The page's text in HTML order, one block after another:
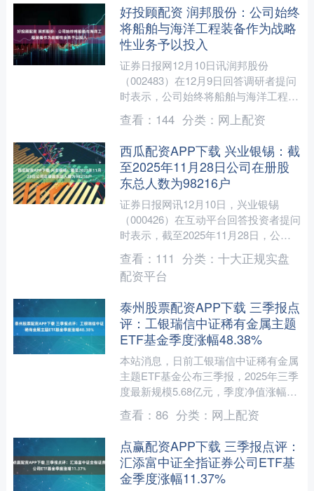
好投顾配资 润邦股份：公司始终
将船舶与海洋工程装备作为战略
性业务予以投入
证券日报网12月10日讯润邦股份
（002483）在12月9日回答调研者提问
时表示，公司始终将船舶与海洋工程装
备作为战略性业务予以投入，经过多年
发展，已构建起扎实....
查看： 144 分类： 网上配资
西瓜配资APP下载 兴业银锡：截
至2025年11月28日公司在册股
东总人数为98216户
证券日报网讯12月10日，兴业银锡
（000426）在互动平台回答投资者提问
时表示，截至2025年11月28日，公司
在册股东总人数为98216户。....
查看： 111 分类： 十大正规实盘
配资平台
泰州股票配资APP下载 三季报点
评：工银瑞信中证稀有金属主题
ETF基金季度涨幅48.38%
本站消息，日前工银瑞信中证稀有金属
主题ETF基金公布三季报，2025年三季
度最新规模5.68亿元，季度净值涨幅为
48.38%。 从业绩表现来看，工银瑞信
中证稀有....
查看： 86 分类： 网上配资
点赢配资APP下载 三季报点评：
汇添富中证全指证券公司ETF基
金季度涨幅11.37%